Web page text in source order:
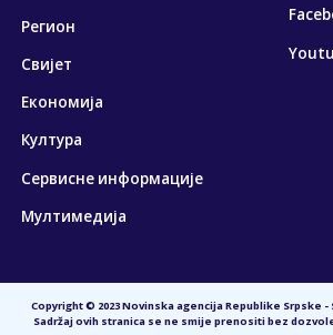
Регион
Свијет
Економија
Култура
Сервисне информације
Мултимедија
Copyright © 2023 Novinska agencija Republike Srpske -
Sadržaj ovih stranica se ne smije prenositi bez